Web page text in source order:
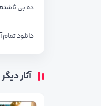
ده بی
دانلود
آثار